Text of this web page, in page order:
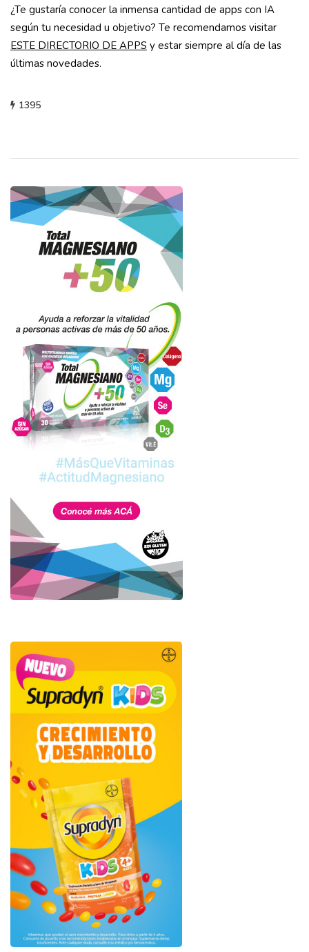
¿Te gustaría conocer la inmensa cantidad de apps con IA
según tu necesidad u objetivo? Te recomendamos visitar
ESTE DIRECTORIO DE APPS y estar siempre al día de las
últimas novedades.
1395